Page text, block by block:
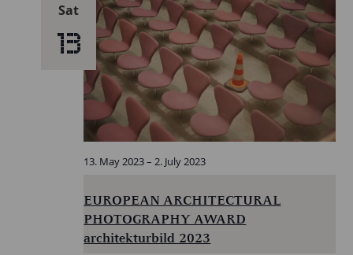
Sat
13
EUROPEAN ARCHITECTURAL
PHOTOGRAPHY AWARD
architekturbild 2023
13. May 2023–2. July 2023